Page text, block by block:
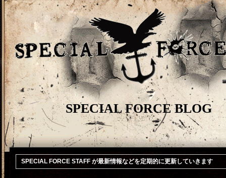
SPECIAL FORCE BLOG
SPECIAL FORCE STAFF が最新情報などを定期的に更新していきます